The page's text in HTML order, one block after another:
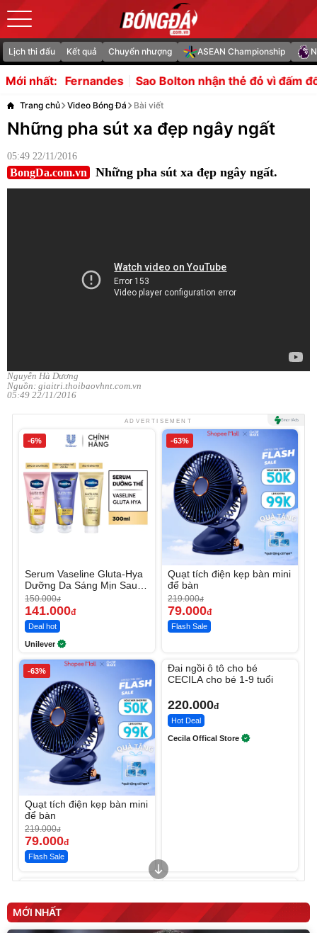
Lịch thi đấu Kết quả Chuyển nhượng ASEAN Championship
Mới nhất:
Sao Bolton nhận thẻ đỏ vì đấm đối thủ 17 tuổi Man
Trang chủ Video Bóng Đá Bài viết
Những pha sút xa đẹp ngây ngất
05:49 22/11/2016
BongDa.com.vn Những pha sút xa đẹp ngây ngất.
Nguyễn Hà Dương
Nguồn: giaitri.thoibaovhnt.com.vn
05:49 22/11/2016
ADVERTISEMENT
-6%
Serum Vaseline Gluta-Hya
Dưỡng Da Sáng Mịn Sau 7
Ngày
150.000đ
141.000đ
Deal hot
Unilever
-63%
Quạt tích điện kẹp bàn mini
để bàn
219.000đ
79.000đ
Flash Sale
-63%
Quạt tích điện kẹp bàn mini
để bàn
219.000đ
79.000đ
Flash Sale
Đai ngồi ô tô cho bé
CECILA cho bé 1-9 tuổi
220.000đ
Hot Deal
Cecila Offical Store
190.000đ
138.330đ
3.000.000đ
2.200.000đ
MỚI NHẤT